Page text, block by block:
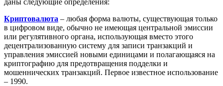
Криптовалюта – любая форма валюты, существующая только
в цифровом виде, обычно не имеющая центральной эмиссии
или регулятивного органа, использующая вместо этого
децентрализованную систему для записи транзакций и
управления эмиссией новыми единицами и полагающаяся на
криптографию для предотвращения подделки и
мошеннических транзакций. Первое известное использование
– 1990.